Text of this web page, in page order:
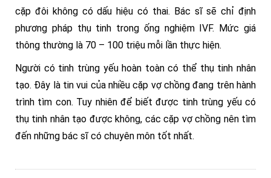
cặp đôi không có dấu hiệu có thai. Bác sĩ sẽ chỉ định
phương pháp thụ tinh trong ống nghiệm IVF. Mức giá
thông thường là 70 – 100 triệu mỗi lần thực hiện.
Người có tinh trùng yếu hoàn toàn có thể thụ tinh nhân
tạo. Đây là tin vui của nhiều cặp vợ chồng đang trên hành
trình tìm con. Tuy nhiên để biết được tinh trùng yếu có
thụ tinh nhân tạo được không, các cặp vợ chồng nên tìm
đến những bác sĩ có chuyên môn tốt nhất.